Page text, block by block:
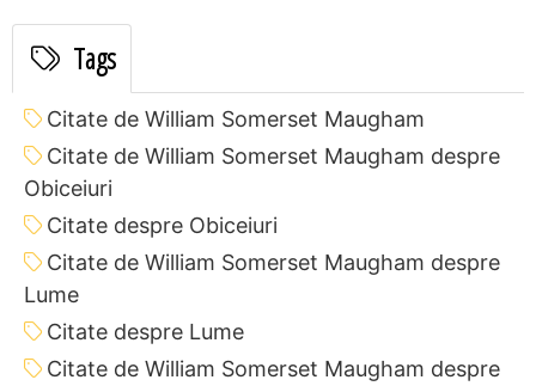
Tags
Citate de William Somerset Maugham
Citate de William Somerset Maugham despre
Obiceiuri
Citate despre Obiceiuri
Citate de William Somerset Maugham despre
Lume
Citate despre Lume
Citate de William Somerset Maugham despre